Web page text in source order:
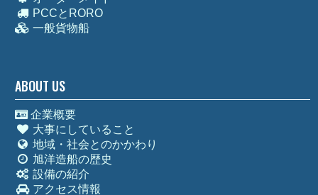
PCCとRORO
一般貨物船
ABOUT US
企業概要
大事にしていること
地域・社会とのかかわり
旭洋造船の歴史
設備の紹介
アクセス情報